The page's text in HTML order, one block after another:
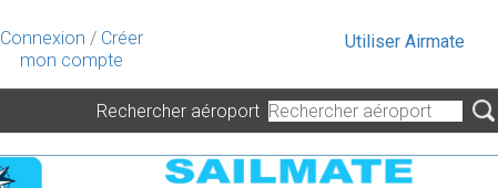
Connexion / Créer
mon compte
Utiliser Airmate
Rechercher aéroport